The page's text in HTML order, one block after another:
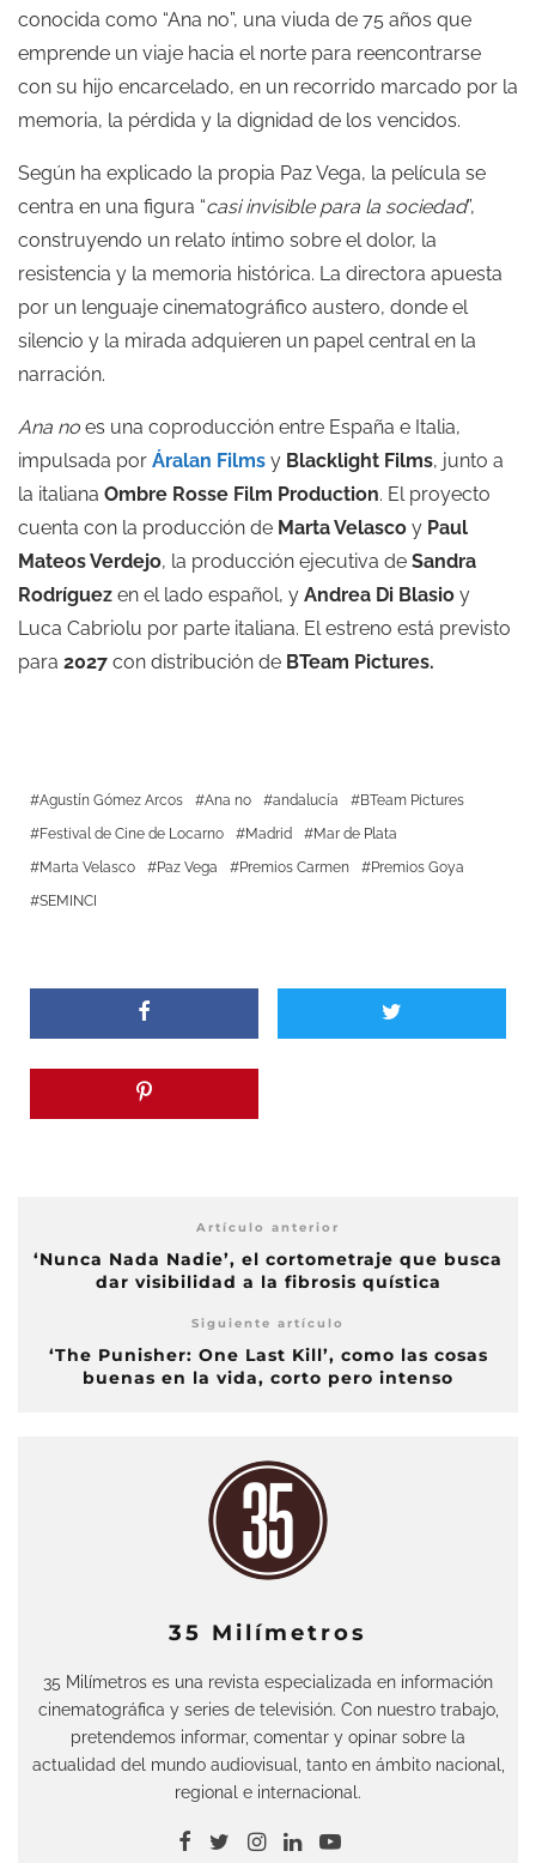
conocida como “Ana no”, una viuda de 75 años que
emprende un viaje hacia el norte para reencontrarse
con su hijo encarcelado, en un recorrido marcado por la
memoria, la pérdida y la dignidad de los vencidos.
Según ha explicado la propia Paz Vega, la película se
centra en una figura “casi invisible para la sociedad”,
construyendo un relato íntimo sobre el dolor, la
resistencia y la memoria histórica. La directora apuesta
por un lenguaje cinematográfico austero, donde el
silencio y la mirada adquieren un papel central en la
narración.
Ana no es una coproducción entre España e Italia,
impulsada por Áralan Films y Blacklight Films, junto a
la italiana Ombre Rosse Film Production. El proyecto
cuenta con la producción de Marta Velasco y Paul
Mateos Verdejo, la producción ejecutiva de Sandra
Rodríguez en el lado español, y Andrea Di Blasio y
Luca Cabriolu por parte italiana. El estreno está previsto
para 2027 con distribución de BTeam Pictures.
Agustín Gómez Arcos Ana no andalucía
BTeam Pictures
Festival de Cine de Locarno
Madrid
Mar de Plata
Marta Velasco
Paz Vega Premios Carmen
Premios Goya
SEMINCI
Artículo anterior
‘Nunca Nada Nadie’, el cortometraje que busca
dar visibilidad a la fibrosis quística
Siguiente artículo
‘The Punisher: One Last Kill’, como las cosas
buenas en la vida, corto pero intenso
35 Milímetros
35 Milímetros es una revista especializada en información
cinematográfica y series de televisión. Con nuestro trabajo,
pretendemos informar, comentar y opinar sobre la
actualidad del mundo audiovisual, tanto en ámbito nacional,
regional e internacional.